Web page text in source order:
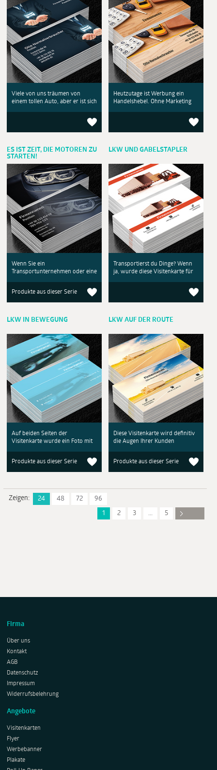
Viele von uns träumen von
einem tollen Auto, aber er ist sich
Heutzutage ist Werbung ein
Handelshebel. Ohne Marketing
ES IST ZEIT, DIE MOTOREN ZU
STARTEN!
Wenn Sie ein
Transportunternehmen oder eine
Produkte aus dieser Serie
LKW UND GABELSTAPLER
Transportierst du Dinge? Wenn
ja, wurde diese Visitenkarte für
LKW IN BEWEGUNG
Auf beiden Seiten der
Visitenkarte wurde ein Foto mit
Produkte aus dieser Serie
LKW AUF DER ROUTE
Diese Visitenkarte wird definitiv
die Augen Ihrer Kunden
Produkte aus dieser Serie
Zeigen: 24 48 72
96
1
2 3 ... 5
Firma
Über uns
Kontakt
AGB
Datenschutz
Impressum
Widerrufsbelehrung
Angebote
Visitenkarten
Flyer
Werbebanner
Plakate